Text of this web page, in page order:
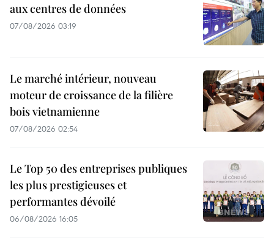
aux centres de données
07/08/2026 03:19
Le marché intérieur, nouveau
moteur de croissance de la filière
bois vietnamienne
07/08/2026 02:54
Le Top 50 des entreprises publiques
les plus prestigieuses et
performantes dévoilé
06/08/2026 16:05